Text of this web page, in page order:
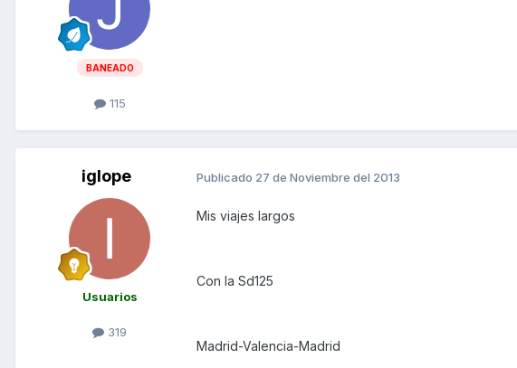
BANEADO
115
iglope
Usuarios
319
Publicado 27 de Noviembre del 2013
Mis viajes largos
Con la Sd125
Madrid-Valencia-Madrid